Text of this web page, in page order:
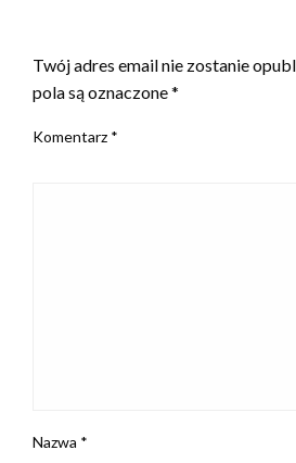
Twój adres email nie zostanie
pola są oznaczone*
Komentarz *
Nazwa *